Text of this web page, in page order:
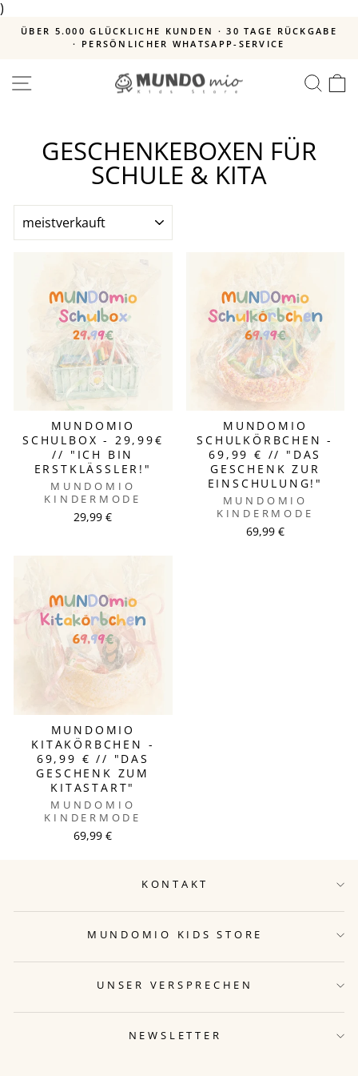
)
zum
Pause
KUNDEN · 30 TAGE RÜCKGABE
WHATSAPP-SERVICE
KAUF AUF
SEITENNAVIGATION
GESCHENKEBOXEN FÜR
SCHULE & KITA
MUNDOMIO
SCHULBOX - 29,99€
// "ICH BIN
ERSTKLÄSSLER!"
MUNDOMIO
KINDERMODE
29,99 €
MUNDOMIO
SCHULKÖRBCHEN -
69,99 € // "DAS
GESCHENK ZUR
EINSCHULUNG!"
MUNDOMIO
KINDERMODE
69,99 €
MUNDOMIO
KITAKÖRBCHEN -
69,99 € // "DAS
GESCHENK ZUM
KITASTART"
MUNDOMIO
KINDERMODE
69,99 €
KONTAKT
MUNDOMIO KIDS STORE
UNSER VERSPRECHEN
NEWSLETTER